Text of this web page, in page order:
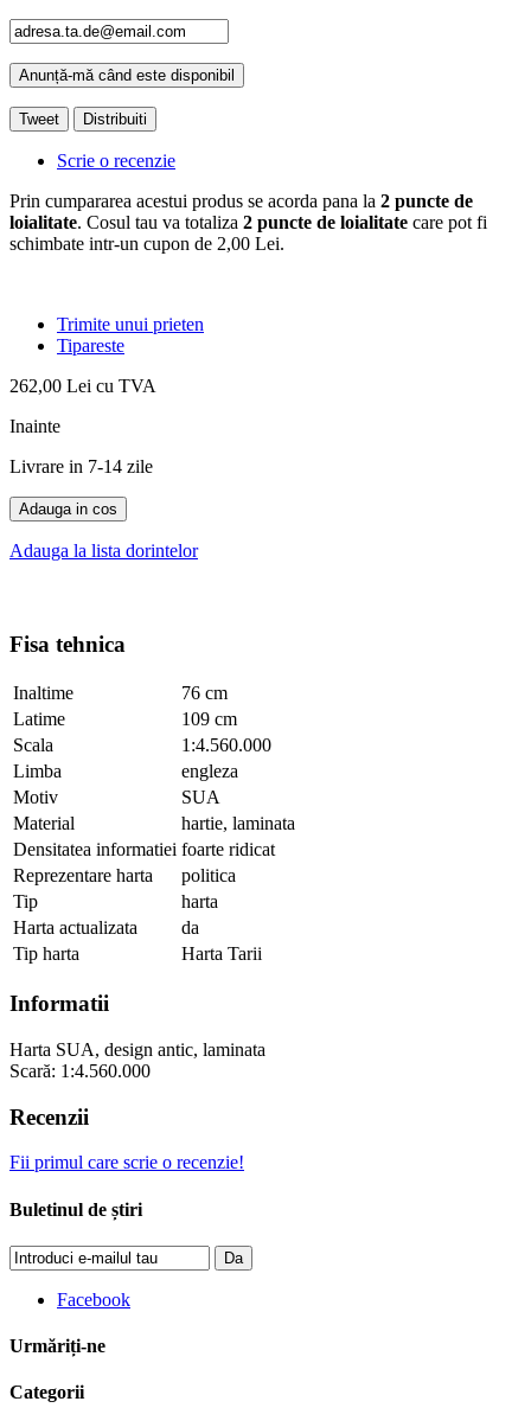
Anunță-mă când este disponibil
Tweet Distribuiti
Scrie o recenzie
Prin cumpararea acestui produs se acorda pana la 2 puncte de
loialitate. Cosul tau va totaliza 2 puncte de loialitate care pot fi
schimbate intr-un cupon de 2,00 Lei.
Trimite unui prieten
Tipareste
262,00 Lei cu TVA
Inainte
Livrare in 7-14 zile
Adauga in cos
Adauga la lista dorintelor
Fisa tehnica
Inaltime
76 cm
Latime
109 cm
Scala
1:4.560.000
Limba
engleza
Motiv
SUA
Material
hartie, laminata
Densitatea informatiei foarte ridicat
Reprezentare harta
politica
Tip
harta
Harta actualizata
da
Tip harta
Harta Tarii
Informatii
Harta SUA, design antic, laminata
Scară: 1:4.560.000
Recenzii
Fii primul care scrie o recenzie!
Buletinul de știri
Da
Facebook
Urmăriți-ne
Categorii